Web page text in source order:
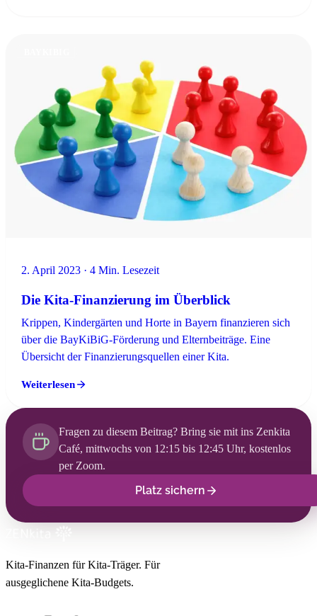
2. April 2023 · 4 Min. Lesezeit
Die Kita-Finanzierung im Überblick
Krippen, Kindergärten und Horte in Bayern finanzieren sich
über die BayKiBiG-Förderung und Elternbeiträge. Eine
Übersicht der Finanzierungsquellen einer Kita.
Weiterlesen
Fragen zu diesem Beitrag? Bring sie mit ins Zenkita
Café, mittwochs von 12:15 bis 12:45 Uhr, kostenlos
per Zoom.
Platz sichern
Kita-Finanzen für Kita-Träger. Für
ausgeglichene Kita-Budgets.